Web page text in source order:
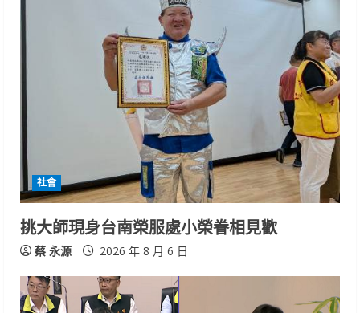
社會
挑大師現身台南榮服處小榮眷相見歡
蔡 永源 2026 年 8 月 6 日